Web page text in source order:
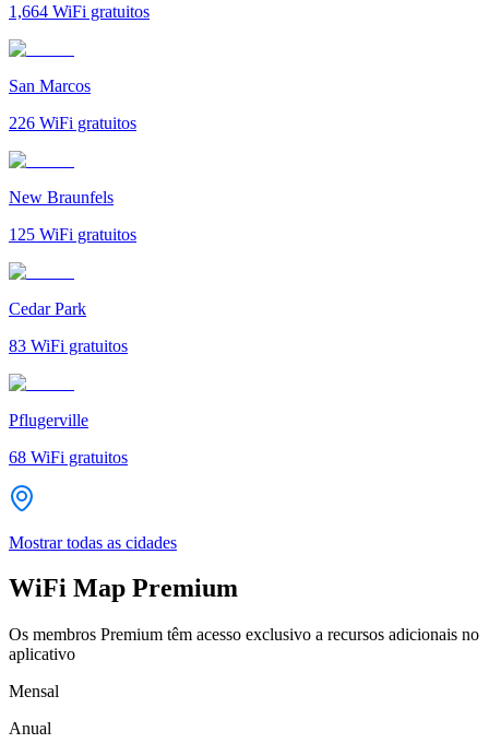
1,664 WiFi gratuitos
San Marcos
226 WiFi gratuitos
New Braunfels
125 WiFi gratuitos
Cedar Park
83 WiFi gratuitos
Pflugerville
68 WiFi gratuitos
Mostrar todas as cidades
WiFi Map Premium
Os membros Premium têm acesso exclusivo a recursos adicionais no
aplicativo
Mensal
Anual